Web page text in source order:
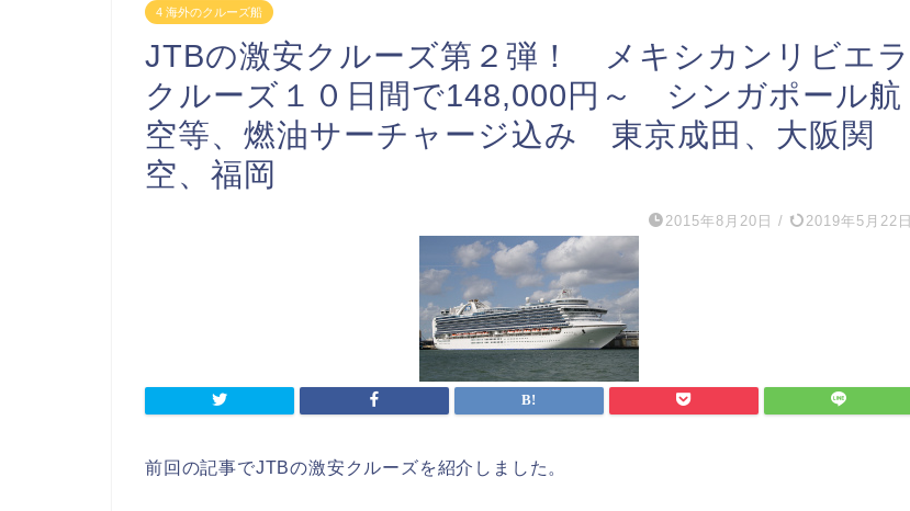
4 海外のクルーズ船
JTBの激安クルーズ第２弾！ メキシカンリビエラ
クルーズ１０日間で148,000円～ シンガポール航
空等、燃油サーチャージ込み 東京成田、大阪関
空、福岡
2015年8月20日 / 2019年5月22日
前回の記事でJTBの激安クルーズを紹介しました。